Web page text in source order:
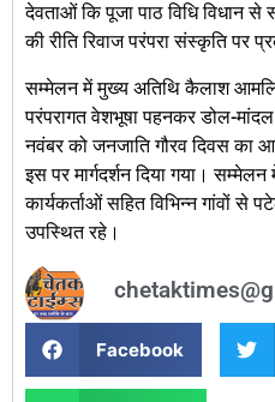
देवताओं कि पूजा पाठ विधि विधान से
की रीति रिवाज परंपरा संस्कृति पर
सम्मेलन में मुख्य अतिथि कैलाश
परंपरागत वेशभूषा पहनकर डोल-
नवंबर को जनजाति गौरव दिवस का
इस पर मार्गदर्शन दिया गया।
कार्यकर्ताओं सहित विभिन्न गांवों से
उपस्थित रहे।
Facebook